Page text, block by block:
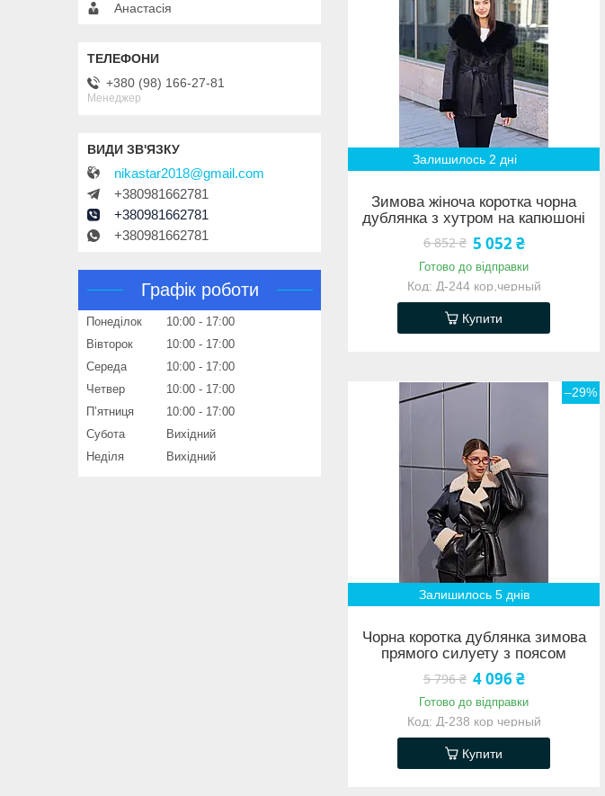
Залишилось 2 дні
Зимова жіноча коротка чорна
дублянка з хутром на капюшоні
6 852 ₴ 5 052 ₴
Готово до відправки
Д-244 кор,черный
Купити
–29%
Залишилось 5 днів
Чорна коротка дублянка зимова
прямого силуету з поясом
5 796 ₴ 4 096 ₴
Готово до відправки
Д-238 кор черный
Купити
Анастасія
+380 (98) 166-27-81
Менеджер
nikastar2018@gmail.com
+380981662781
+380981662781
+380981662781
Графік роботи
Понеділок 10:00
17:00
Вівторок
10:00
17:00
Середа
10:00
17:00
Четвер
10:00
17:00
Пʼятниця
10:00
17:00
Субота
Вихідний
Неділя
Вихідний